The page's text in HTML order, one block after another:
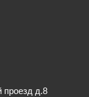
проезд д.8